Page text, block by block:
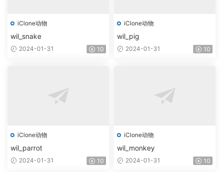
iClone动物
wil_snake
2024-01-31 10
iClone动物
wil_pig
2024-01-31 10
iClone动物
wil_parrot
2024-01-31 10
iClone动物
wil_monkey
2024-01-31 10